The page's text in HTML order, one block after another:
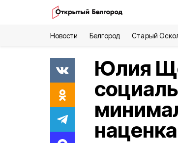
Новости Белгород Старый
Юлия